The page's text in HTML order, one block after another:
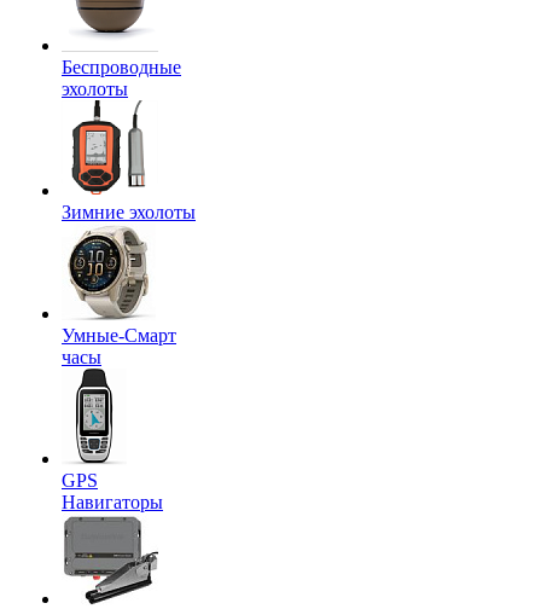
Беспроводные
эхолоты
Зимние эхолоты
Умные-Смарт
часы
GPS
Навигаторы